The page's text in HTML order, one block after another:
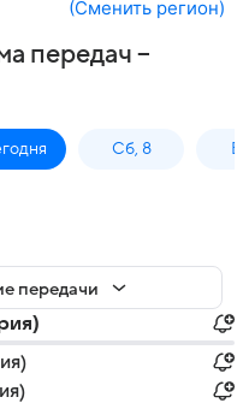
(Сменить регион)
передач –
Сб, 8
передачи